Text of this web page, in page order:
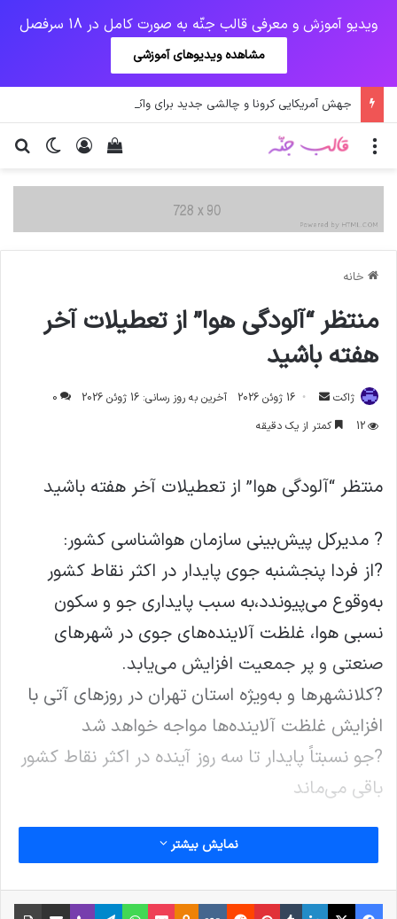
ویدیو آموزش و معرفی قالب جنّه به صورت کامل در 18 سرفصل
مشاهده ویدیوهای آموزشی
تغییر ورود
دیدن سبد خرید منو
خانه
منتظر “آلودگی هوا” از تعطیلات آخر
هفته باشید
ژاکت
ارسال
ایمیل
16 ژوئن 2026 آخرین به روز رسانی: 16 ژوئن 2026
0
12
کمتر از یک دقیقه
منتظر “آلودگی هوا” از تعطیلات آخر هفته باشید
? مدیرکل پیش‌بینی سازمان هواشناسی کشور:
?از فردا پنجشنبه جوی پایدار در اکثر نقاط کشور
به‌وقوع می‌پیوندد،به سبب پایداری جو و سکون
نسبی هوا، غلظت آلاینده‌های جوی در شهرهای
صنعتی و پر جمعیت افزایش می‌یابد.
?کلانشهرها و به‌ویژه استان تهران در روزهای آتی با
افزایش غلظت آلاینده‌ها مواجه خواهد شد
?جو نسبتاً پایدار تا سه روز آینده در اکثر نقاط کشور
باقی می‌ماند
کپی لینک
نمایش بیشتر
فیس بوک X لینکدین
‫تامبلر‫پین‌ترست
‫رددیت‫VKontakte
‫Odnoklassniki
پاکتواتس آپ تلگراموایبر اشتراک گذاری از طریق ایمیل